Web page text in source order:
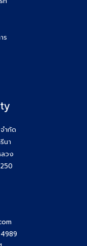
พรรณ (โบว์) 084-
Wish Property
ษัท #Wishproperty
กรักษ์ (หนุ่ม) 064-
ก้อย
ทำยังไง
กว้างอีก 1 คอร์ส กับ
ร
ำกัด
นา
วง